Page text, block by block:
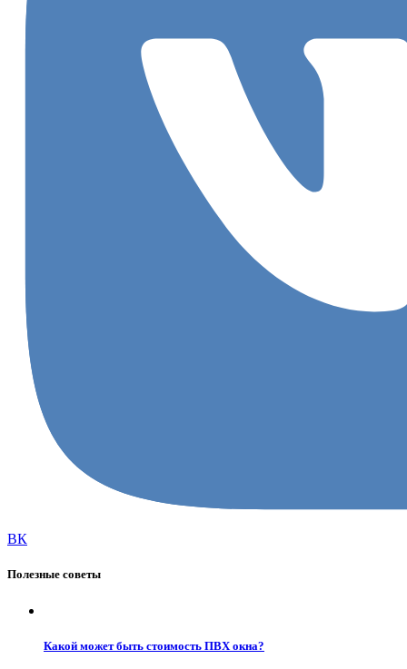
ВК
Полезные советы
Какой может быть стоимость ПВХ окна?